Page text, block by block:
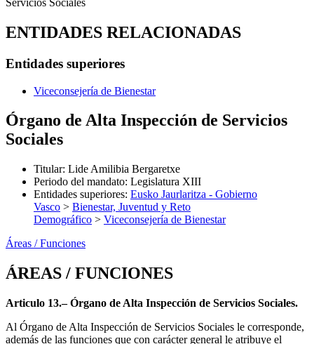
Servicios Sociales
ENTIDADES RELACIONADAS
Entidades superiores
Viceconsejería de Bienestar
Órgano de Alta Inspección de Servicios
Sociales
Titular: Lide Amilibia Bergaretxe
Periodo del mandato: Legislatura XIII
Entidades superiores: Eusko Jaurlaritza - Gobierno
Vasco > Bienestar, Juventud y Reto
Demográfico > Viceconsejería de Bienestar
Áreas / Funciones
ÁREAS / FUNCIONES
Articulo 13.– Órgano de Alta Inspección de Servicios Sociales.
Al Órgano de Alta Inspección de Servicios Sociales le corresponde,
además de las funciones que con carácter general le atribuye el